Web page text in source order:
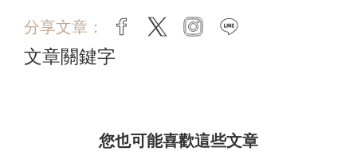
分享文章： facebook
twitter instagram
文章關鍵字
您也可能喜歡這些文章